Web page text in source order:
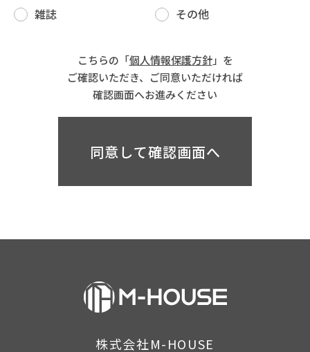
雑誌
その他
こちらの「個人情報保護方針」を
ご確認いただき、ご同意いただければ
確認画面へお進みください
株式会社M-HOUSE